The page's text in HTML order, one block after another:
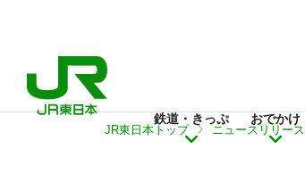
鉄道・きっぷ おでかけ
JR東日本トップ ニュースリリース